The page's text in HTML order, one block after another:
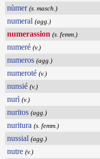
nùmer (s. masch.)
numeral (agg.)
numerassion (s. femm.)
numeré (v.)
numeros (agg.)
numeroté (v.)
nunsié (v.)
nurì (v.)
nuritos (agg.)
nuritura (s. femm.)
nussial (agg.)
nutre (v.)